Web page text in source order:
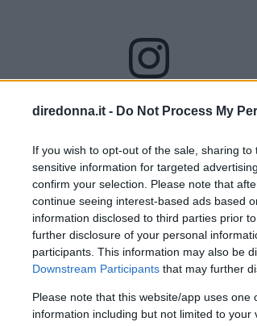
diredonna.it - Do Not Process My
If you wish to opt-out of the sale, sharing
sensitive information for targeted
confirm your selection. Please note that
continue seeing interest-based ads based
information disclosed to third parties prior
further disclosure of your personal
participants. This information may also be
Downstream Participants that may further
Please note that this website/app uses
information including but not limited to